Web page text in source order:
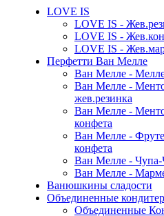
LOVE IS
LOVE IS -
LOVE IS -
LOVE IS -
Перфетти Ван Мелле
Ван Мелле -
Ван Мелле -
жев.резинка
Ван Мелле -
конфета
Ван Мелле -
конфета
Ван Мелле - Чупа-
Ван Мелле -
Ванюшкины сладости
Объединенные
Объединенные